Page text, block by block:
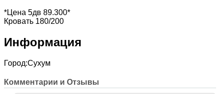
*Цена 5дв 89.300*
Кровать 180/200
Информация
Город:Сухум
Комментарии и Отзывы